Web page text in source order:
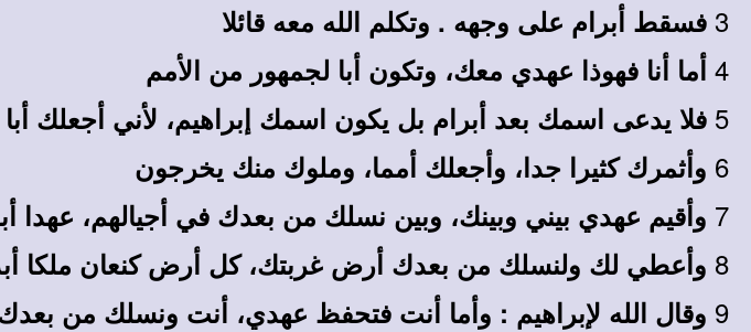
3 فسقط أبرام على وجهه . وتكلم الله معه قائلا
4 أما أنا فهوذا عهدي معك، وتكون أبا لجمهور من الأمم
5 فلا يدعى اسمك بعد أبرام بل يكون اسمك إبراهيم، لأني أجعلك
6 وأثمرك كثيرا جدا، وأجعلك أمما، وملوك منك يخرجون
7 وأقيم عهدي بيني وبينك، وبين نسلك من بعدك في أجيالهم، عهدا
8 وأعطي لك ولنسلك من بعدك أرض غربتك، كل أرض كنعان ملكا
9 وقال الله لإبراهيم : وأما أنت فتحفظ عهدي، أنت ونسلك من